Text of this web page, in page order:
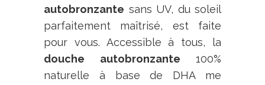
autobronzante sans UV, du soleil
parfaitement maîtrisé, est faite
pour vous. Accessible à tous, la
douche autobronzante 100%
naturelle à base de DHA me